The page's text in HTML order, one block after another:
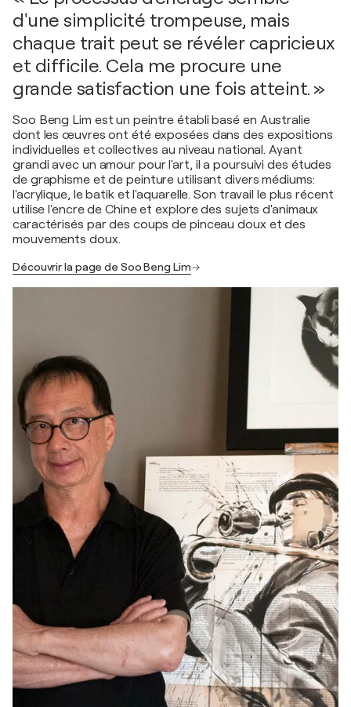
d'une simplicité trompeuse, mais
chaque trait peut se révéler capricieux
et difficile. Cela me procure une
grande satisfaction une fois atteint. »
Soo Beng Lim est un peintre établi basé en Australie
dont les œuvres ont été exposées dans des expositions
individuelles et collectives au niveau national. Ayant
grandi avec un amour pour l'art, il a poursuivi des études
de graphisme et de peinture utilisant divers médiums:
l'acrylique, le batik et l'aquarelle. Son travail le plus récent
utilise l'encre de Chine et explore des sujets d'animaux
caractérisés par des coups de pinceau doux et des
mouvements doux.
Découvrir la page de Soo Beng Lim